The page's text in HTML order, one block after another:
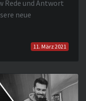
Rede und Antwort
neue
11. März 2021